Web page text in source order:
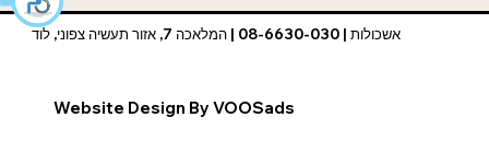
אשכולות | 08-6630-030 | המלאכה 7, אזור תעשיה צפוני, לוד
Website Design By VOOSads